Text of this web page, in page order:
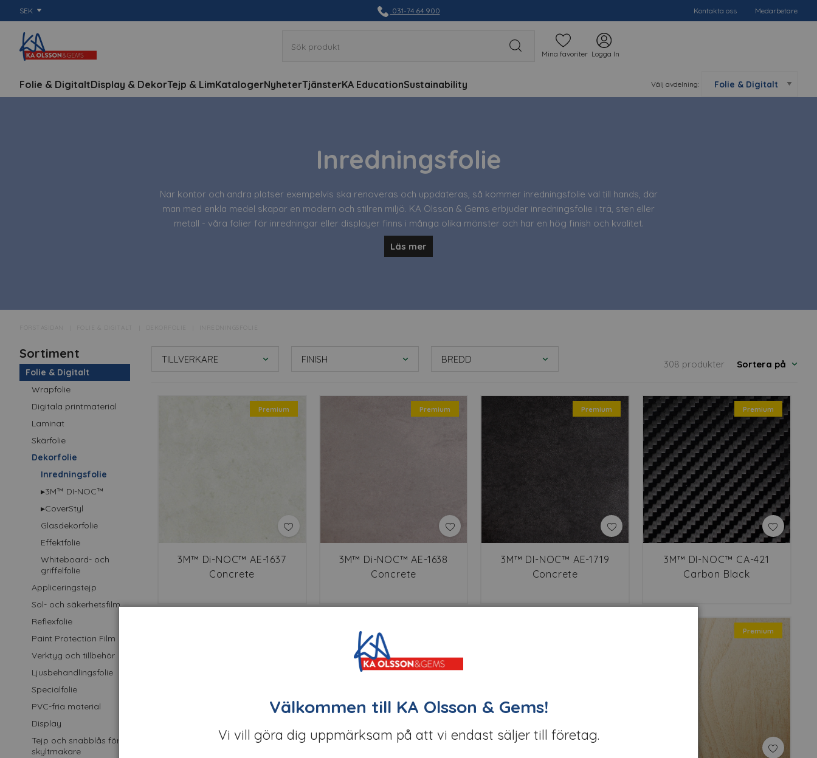
SEK Kontakta oss Medarbetare
031-74 64 900
Mina favoriter Logga In
Folie & DigitaltDisplay & DekorTejp & LimKatalogerNyheterTjänsterKA EducationSustainability Välj avdelning:
Inredningsfolie
När kontor och andra platser exempelvis ska renoveras och uppdateras, så kommer inredningsfolie väl till hands, där
man med enkla medel skapar en modern och stilren miljö. KA Olsson & Gems erbjuder inredningsfolie i trä, sten eller
metall - våra folier för inredningar eller displayer finns i många olika mönster och har en hög finish och kvalitet.
Folien för inredningsarkitekter är mycket lättmonterad tack vare dess Comply™-kanaler i häftämnet. Har du frågor om
enkelt och smidigt applicerar på vald yta. Det ger en suverän finish där inredningsfolien ger ett modernt och snyggt
FÅ UTSEENDET AV TRÄ, STEN ELLER METALL MED HÖGKVALITATIV FOLIE
Man kan uppnå flera olika effekter med våra materialimitationer, där det exempelvis ser ut som trä, sten eller metall.
Inredningsarkitekter slipper tillhandahålla otympliga material och kan istället använda sig av folier som är smidiga att
arbeta med, samtidigt som det ger ett professionellt resultat. Dessutom är det prisvärt för inredningsarkitekter att
Läs mer
FÖRSTASIDAN FOLIE & DIGITALT
Sortiment
Folie & Digitalt
Wrapfolie
Digitala printmaterial
Laminat
Skärfolie
Dekorfolie
Inredningsfolie
▸3M™ DI-NOC™
▸CoverStyl
Glasdekorfolie
Effektfolie
Whiteboard- och
griffelfolie
Appliceringstejp
Sol- och säkerhetsfilm
Reflexfolie
Paint Protection Film
Verktyg och tillbehör
Ljusbehandlingsfolie
Specialfolie
PVC-fria material
Display
Tejp och snabblås för
skyltmakare
TILLVERKARE FINISH BREDD 308 produkter Sortera på
Premium
3M™ Di-NOC™ AE-1637
Concrete
Premium
3M™ Di-NOC™ AE-1638
Concrete
Premium
3M™ DI-NOC™ AE-1719
Concrete
Premium
3M™ DI-NOC™ CA-421
Carbon Black
Premium
Välkommen till KA Olsson & Gems!
Vi vill göra dig uppmärksam på att vi endast säljer till företag.